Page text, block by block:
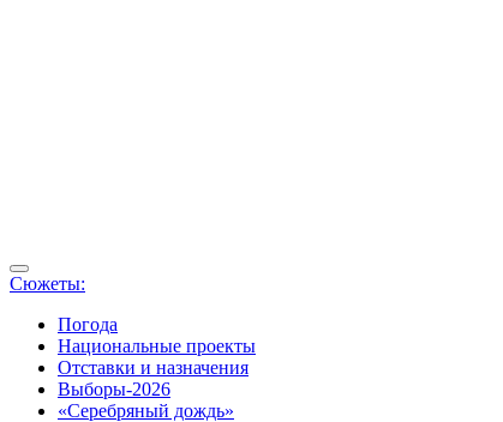
Сюжеты:
Погода
Национальные проекты
Отставки и назначения
Выборы-2026
«Серебряный дождь»